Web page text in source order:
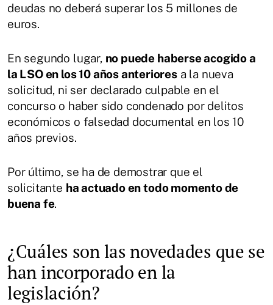
deudas no deberá superar los 5 millones de
euros.
En segundo lugar, no puede haberse acogido a
la LSO en los 10 años anterioresa la nueva
solicitud, ni ser declarado culpable en el
concurso o haber sido condenado por delitos
económicos o falsedad documental en los 10
años previos.
Por último, se ha de demostrar que el
solicitante ha actuado en todo momento de
buena fe.
¿Cuáles son las novedades que se
han incorporado en la
legislación?